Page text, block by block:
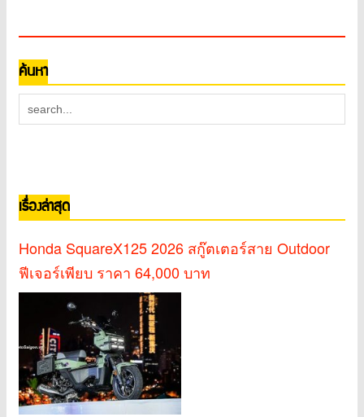
ค้นหา
เรื่องล่าสุด
Honda SquareX125 2026 สกู๊ตเตอร์สาย Outdoor
ฟีเจอร์เพียบ ราคา 64,000 บาท